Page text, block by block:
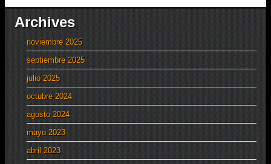
Archives
noviembre 2025
septiembre 2025
julio 2025
octubre 2024
agosto 2024
mayo 2023
abril 2023